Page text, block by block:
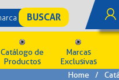
Catálogo de
Productos
Marcas
Exclusivas
Home /